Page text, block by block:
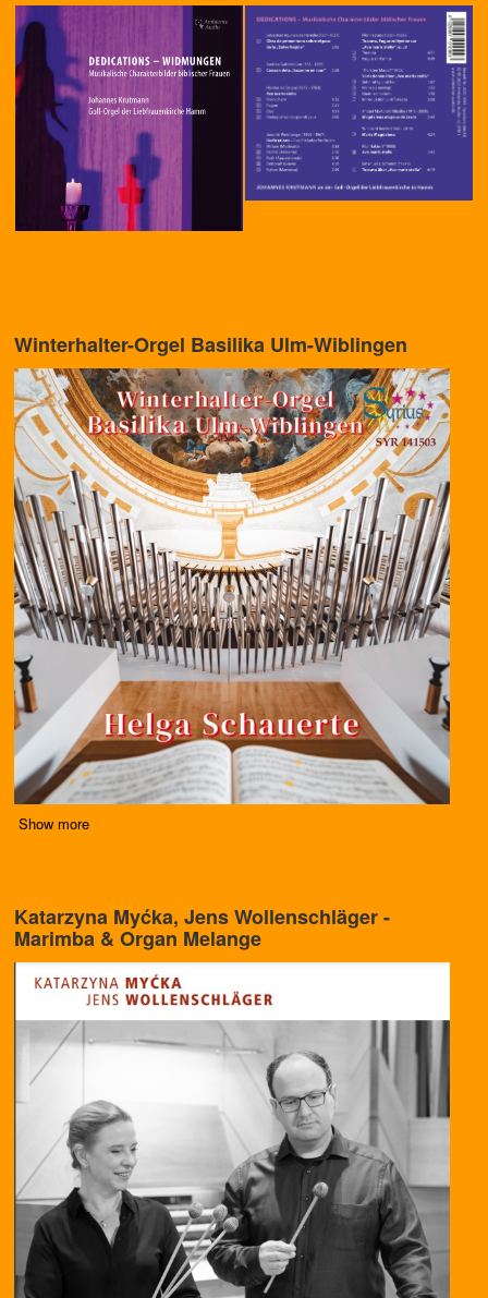
Winterhalter-Orgel Basilika Ulm-Wiblingen
Show more
Katarzyna Myćka, Jens Wollenschläger -
Marimba & Organ Melange